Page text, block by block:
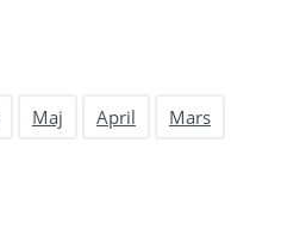
Maj April Mars